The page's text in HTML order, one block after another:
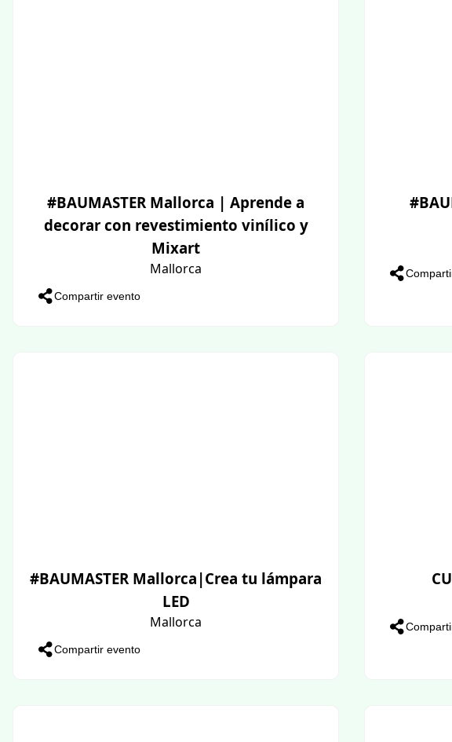
#BAUMASTER Mallorca | Aprende a
decorar con revestimiento vinílico y
Mixart
Mallorca
Compartir evento
#BAUMASTER Mallorca|Crea tu lámpara
LED
Mallorca
Compartir evento